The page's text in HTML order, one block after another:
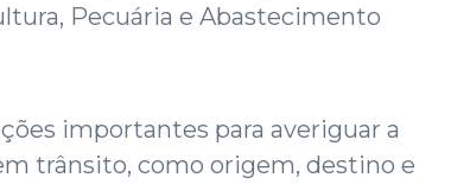
Pecuária e Abastecimento
importantes para averiguar a
trânsito, como origem, destino e